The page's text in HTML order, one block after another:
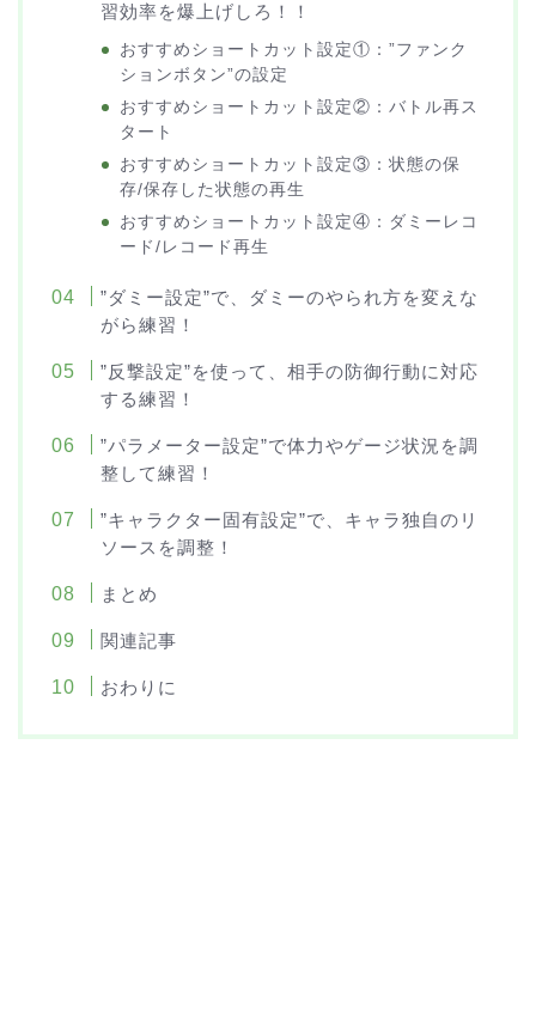
習効率を爆上げしろ！！
おすすめショートカット設定①：”ファンク
ションボタン”の設定
おすすめショートカット設定②：バトル再ス
タート
おすすめショートカット設定③：状態の保
存/保存した状態の再生
おすすめショートカット設定④：ダミーレコ
ード/レコード再生
”ダミー設定”で、ダミーのやられ方を変えな
がら練習！
”反撃設定”を使って、相手の防御行動に対応
する練習！
”パラメーター設定”で体力やゲージ状況を調
整して練習！
”キャラクター固有設定”で、キャラ独自のリ
ソースを調整！
まとめ
関連記事
おわりに